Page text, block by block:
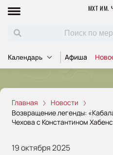
МХТ ИМ.
Календарь Афиша
Главная
Новости
Возвращение легенды:
Чехова с Константином
19 октября 2025